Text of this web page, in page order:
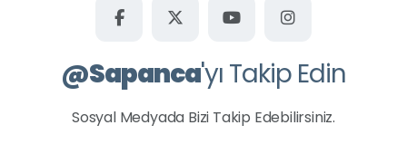
@Sapanca'yı Takip Edin
Sosyal Medyada Bizi Takip Edebilirsiniz.